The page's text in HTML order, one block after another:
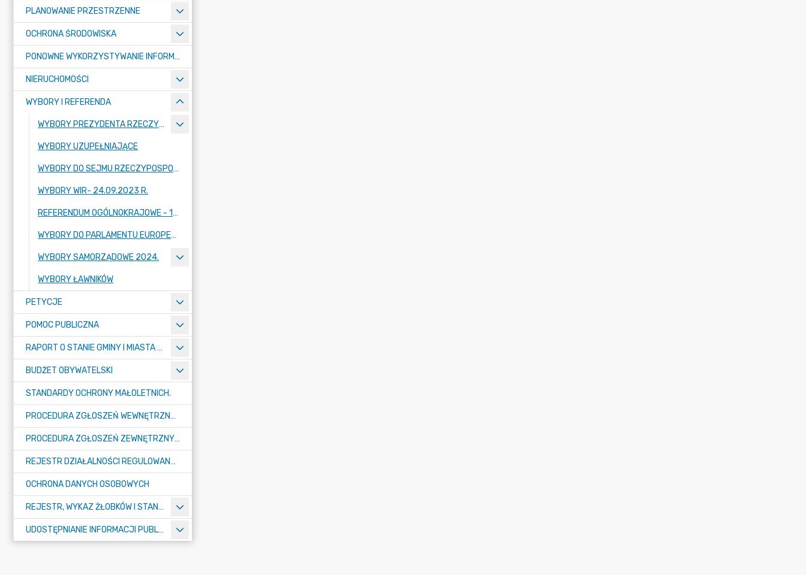
PLANOWANIE PRZESTRZENNE
OCHRONA ŚRODOWISKA
PONOWNE WYKORZYSTYWANIE INFORMACJI SEKTORA PUBLICZNEGO
NIERUCHOMOŚCI
WYBORY I REFERENDA
WYBORY PREZYDENTA RZECZYPOSPOLITEJ POLSKIEJ 2025 R.
WYBORY UZUPEŁNIAJĄCE
WYBORY DO SEJMU RZECZYPOSPOLITEJ POLSKIEJ I SENATU RZECZYPOSPOLITEJ POLSKIEJ- 15.10.2023 R.
WYBORY WIR- 24.09.2023 R.
REFERENDUM OGÓLNOKRAJOWE - 15.10.2023 R.
WYBORY DO PARLAMENTU EUROPEJSKIEGO 2024 R.
WYBORY SAMORZĄDOWE 2024.
WYBORY ŁAWNIKÓW
PETYCJE
POMOC PUBLICZNA
RAPORT O STANIE GMINY I MIASTA TULISZKÓW
BUDŻET OBYWATELSKI
STANDARDY OCHRONY MAŁOLETNICH.
PROCEDURA ZGŁOSZEŃ WEWNĘTRZNYCH W URZĘDZIE GMINY I MIASTA W TULISZKOWIE
PROCEDURA ZGŁOSZEŃ ZEWNĘTRZNYCH
REJESTR DZIAŁALNOŚCI REGULOWANEJ
OCHRONA DANYCH OSOBOWYCH
REJESTR, WYKAZ ŻŁOBKÓW I STANDARDY OPIEKI NAD DZIEĆMI W WIEKU DO LAT 3
UDOSTĘPNIANIE INFORMACJI PUBLICZNEJ